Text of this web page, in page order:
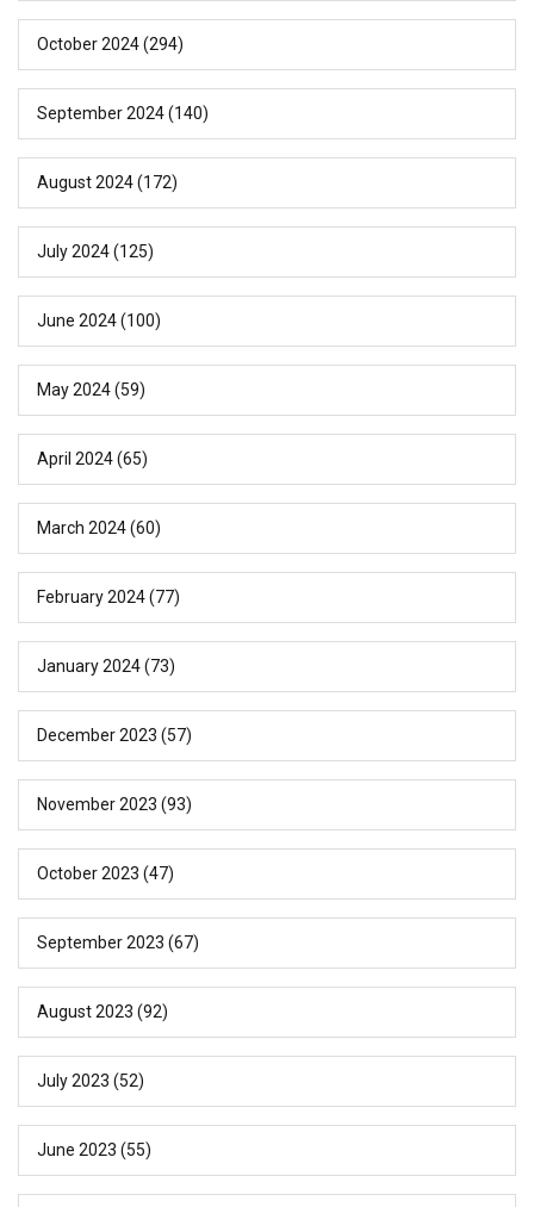
October 2024(294)
September 2024(140)
August 2024(172)
July 2024(125)
June 2024(100)
May 2024(59)
April 2024(65)
March 2024(60)
February 2024(77)
January 2024(73)
December 2023 (57)
November 2023 (93)
October 2023 (47)
September 2023 (67)
August 2023 (92)
July 2023 (52)
June 2023 (55)